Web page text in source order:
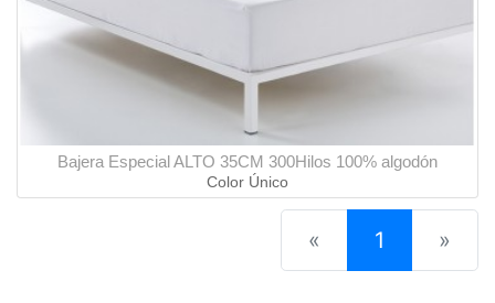
Bajera Especial ALTO 35CM 300Hilos 100% algodón
Color Único
« 1 (current)
»